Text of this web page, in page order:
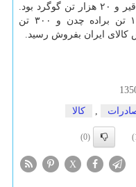
روز شاهد دادوستد ۱۹ هزار و ۱۹۰ تن قیر و ۲۰ هزار تن گوگرد بود.
همین طور ۸۱۰ تن دوده صنعتی، ۱۰۰ تن براده چدن و ۳۰۰ تن
ایران بفروش رسید.
, كالا
(0)
X